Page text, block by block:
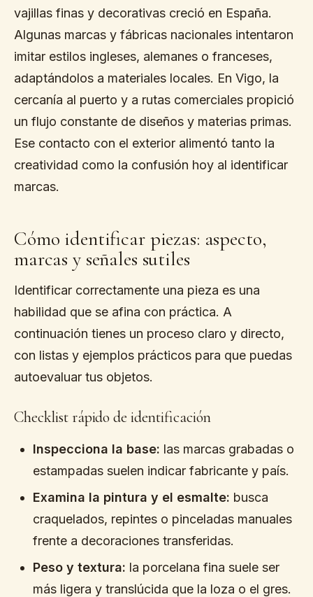
vajillas finas y decorativas creció en España.
Algunas marcas y fábricas nacionales intentaron
imitar estilos ingleses, alemanes o franceses,
adaptándolos a materiales locales. En Vigo, la
cercanía al puerto y a rutas comerciales propició
un flujo constante de diseños y materias primas.
Ese contacto con el exterior alimentó tanto la
creatividad como la confusión hoy al identificar
marcas.
Cómo identificar piezas: aspecto,
marcas y señales sutiles
Identificar correctamente una pieza es una
habilidad que se afina con práctica. A
continuación tienes un proceso claro y directo,
con listas y ejemplos prácticos para que puedas
autoevaluar tus objetos.
Checklist rápido de identificación
Inspecciona la base: las marcas grabadas o
estampadas suelen indicar fabricante y país.
Examina la pintura y el esmalte: busca
craquelados, repintes o pinceladas manuales
frente a decoraciones transferidas.
Peso y textura: la porcelana fina suele ser
más ligera y translúcida que la loza o el gres.